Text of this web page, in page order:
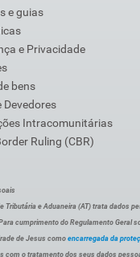
e guias
e Privacidade
bens
Devedores
Intracomunitárias
Ruling (CBR)
Tributária e Aduaneira (AT) trata dados
cumprimento do Regulamento Geral
de Jesus como encarregada da
com o tratamento dos seus dados